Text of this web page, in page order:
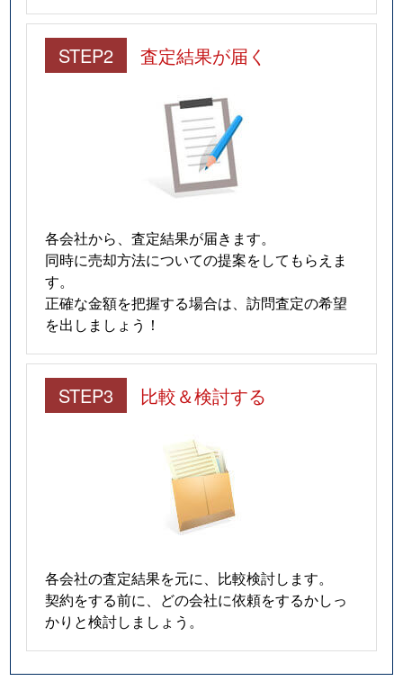
STEP2 査定結果が届く
各会社から、査定結果が届きます。
同時に売却方法についての提案をしてもらえま
す。
正確な金額を把握する場合は、訪問査定の希望
を出しましょう！
STEP3 比較＆検討する
各会社の査定結果を元に、比較検討します。
契約をする前に、どの会社に依頼をするかしっ
かりと検討しましょう。